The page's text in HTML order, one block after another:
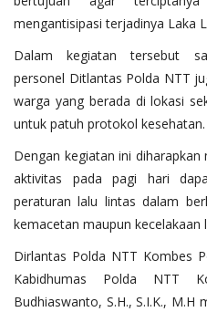
mengantisipasi terjadinya Laka
Dalam kegiatan tersebut
personel Ditlantas Polda NTT
warga yang berada di lokasi
untuk patuh protokol kesehatan.
Dengan kegiatan ini
aktivitas pada pagi hari
peraturan lalu lintas dalam
kemacetan maupun kecelakaan
Dirlantas Polda NTT Kombes
Kabidhumas Polda NTT
Budhiaswanto, S.H., S.I.K., M.H